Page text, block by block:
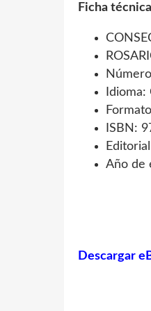
Ficha técnica
Idioma:
ISBN:
Año de
Descargar